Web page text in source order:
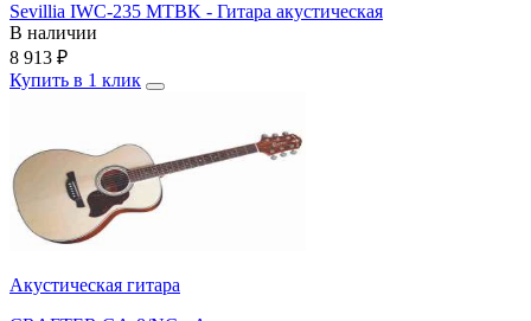
Sevillia IWC-235 MTBK - Гитара акустическая
В наличии
8 913 ₽
Купить в 1 клик
Акустическая гитара